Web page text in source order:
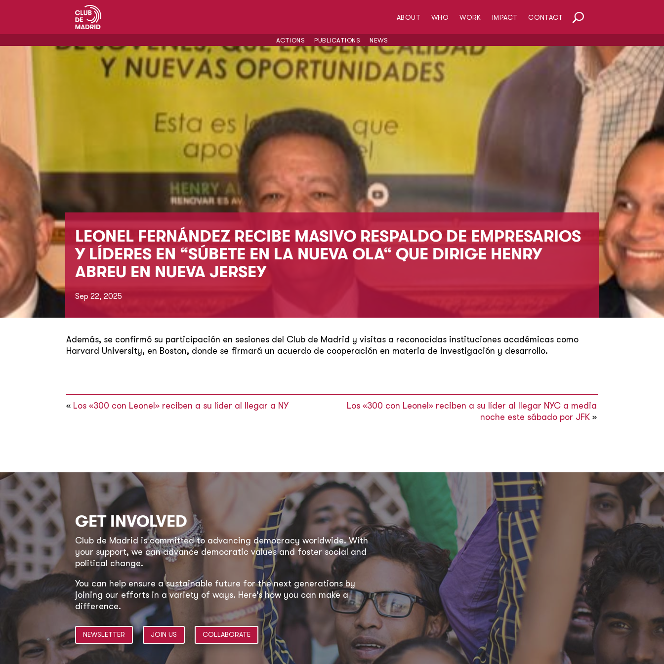
ABOUT WHO WORK IMPACT CONTACT
ACTIONS PUBLICATIONS NEWS
LEONEL FERNÁNDEZ RECIBE MASIVO RESPALDO DE EMPRESARIOS
Y LÍDERES EN “SÚBETE EN LA NUEVA OLA“ QUE DIRIGE HENRY
ABREU EN NUEVA JERSEY
Sep 22, 2025
Además, se confirmó su participación en sesiones del Club de Madrid y visitas a reconocidas instituciones académicas como
Harvard University, en Boston, donde se firmará un acuerdo de cooperación en materia de investigación y desarrollo.
« Los «300 con Leonel» reciben a su líder al llegar a NY
Los «300 con Leonel» reciben a su líder al llegar NYC a media
noche este sábado por JFK »
GET INVOLVED
Club de Madrid is committed to advancing democracy worldwide. With
your support, we can advance democratic values and foster social and
political change.
You can help ensure a sustainable future for the next generations by
joining our efforts in a variety of ways. Here’s how you can make a
difference.
NEWSLETTER JOIN US COLLABORATE